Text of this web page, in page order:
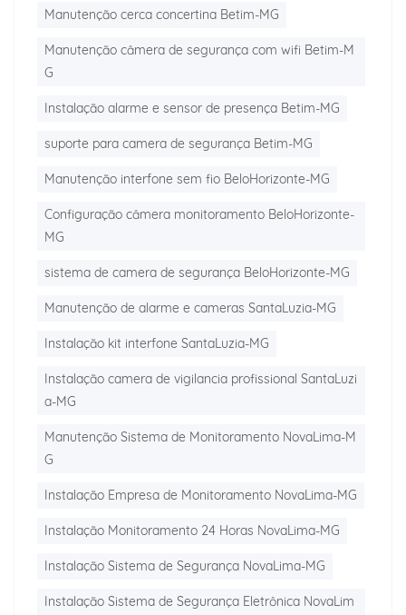
Manutenção cerca concertina Betim-MG
Manutenção câmera de segurança com wifi Betim-M
G
Instalação alarme e sensor de presença Betim-MG
suporte para camera de segurança Betim-MG
Manutenção interfone sem fio BeloHorizonte-MG
Configuração câmera monitoramento BeloHorizonte-
MG
sistema de camera de segurança BeloHorizonte-MG
Manutenção de alarme e cameras SantaLuzia-MG
Instalação kit interfone SantaLuzia-MG
Instalação camera de vigilancia profissional SantaLuzi
a-MG
Manutenção Sistema de Monitoramento NovaLima-M
G
Instalação Empresa de Monitoramento NovaLima-MG
Instalação Monitoramento 24 Horas NovaLima-MG
Instalação Sistema de Segurança NovaLima-MG
Instalação Sistema de Segurança Eletrônica NovaLim